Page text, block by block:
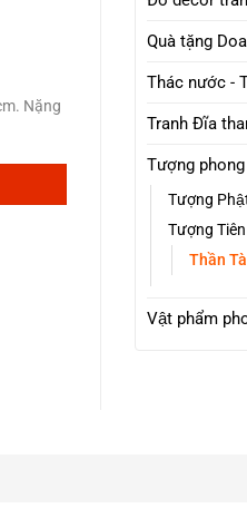
Nặng
Quà tặng
Thác nước -
Tranh Đĩa
Tượng
Tượng
Tượng
Thần
Vật phẩm